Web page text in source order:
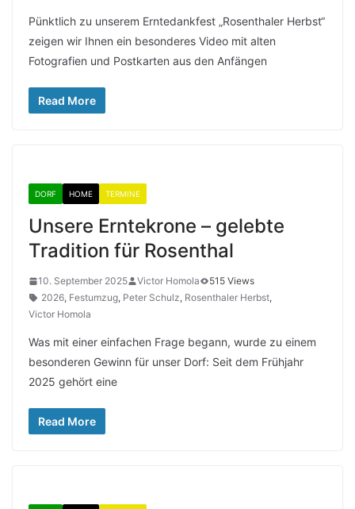
Pünktlich zu unserem Erntedankfest „Rosenthaler Herbst“
zeigen wir Ihnen ein besonderes Video mit alten
Fotografien und Postkarten aus den Anfängen
Read More
DORF HOME TERMINE
Unsere Erntekrone – gelebte
Tradition für Rosenthal
10. September 2025 Victor Homola
515 Views
2026, Festumzug, Peter Schulz, Rosenthaler Herbst,
Victor Homola
Was mit einer einfachen Frage begann, wurde zu einem
besonderen Gewinn für unser Dorf: Seit dem Frühjahr
2025 gehört eine
Read More